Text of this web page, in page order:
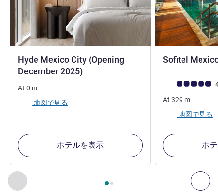
前に戻る - 周辺の他の施設 次
2ページ中 , 周辺の他の施設 1 :, 周辺の他の施設 2
Hyde Mexico City (Opening
December 2025)
At 0 m
地図で見る
ホテルを表示
Sofitel
お客さまの声 (
At 329 m
地図で見る
ホ